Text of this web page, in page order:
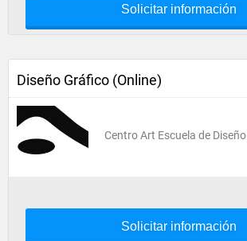
Solicitar información
Diseño Gráfico (Online)
Centro Art Escuela de Diseño
Solicitar información